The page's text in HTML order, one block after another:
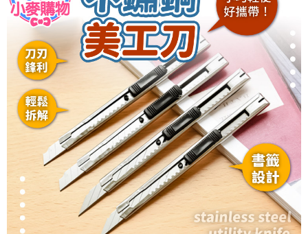
後付繳納相關費用。
※ 交易是否成功請以「AFTEE先享後付 」之結帳頁面顯示為準，若有關於
是否繳費成功／繳費後需取消欲退款等相關疑問，請聯繫「AFTEE先享後付
客戶支援中心」
https://netprotections.freshdesk.com/support/home
【注意事項】
１．透過由恩沛科技股份有限公司提供之「AFTEE先享後付」服務完成之交
易，需依本服務之必要範圍內提供個人資料，並將交易相關給付款項請求債
權轉讓予恩沛科技股份有限公司。
２．關於個人資料處理事宜，請瀏覽以下網址：
https://aftee.tw/terms/#terms3
３．未成年的使用者請事先徵得法定代理人或監護人之同意方可使用
「AFTEE先享後付」，若未經同意申辦者引起之損失，本公司不負相關責
４．使用「AFTEE先享後付」時，將依據個別帳號之用戶狀況，依本公司即
時審查核予不同之上限額度；若仍有額度不足之情形，本公司將視審查結果
請求用戶進行身份認證。
５．嚴禁一人註冊多個帳號或使用他人資訊註冊。若發現惡意使用之情形，
恩沛科技股份有限公司將有權停止該用戶之使用額度並採取法律行動。
付款後7-11取貨
每筆NT$60，滿NT$399(含以上)免運費
宅配
每筆NT$65，滿NT$99(含以上)免運費